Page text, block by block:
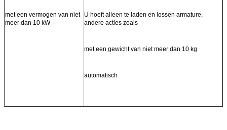
met een vermogen van niet
meer dan 10 kW
U hoeft alleen te laden en lossen armature,
andere acties zoals
met een gewicht van niet meer dan 10 kg
automatisch